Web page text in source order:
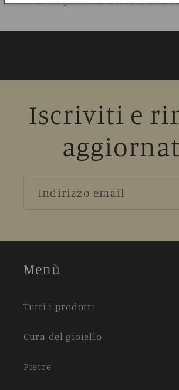
Iscriviti e
Indirizzo email
Menù
Tutti i prodotti
Cura del gioiello
Pietre